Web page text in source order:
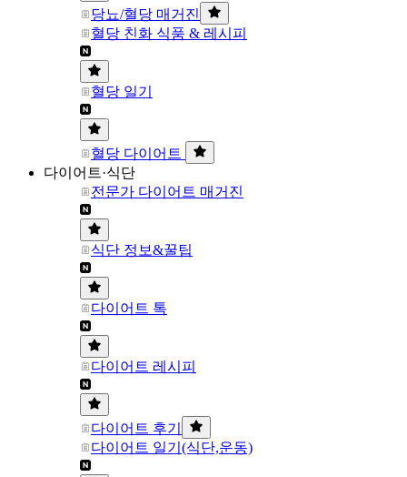
당뇨/혈당 매거진
혈당 친화 식품 & 레시피
혈당 일기
혈당 다이어트
다이어트·식단
전문가 다이어트 매거진
식단 정보&꿀팁
다이어트 톡
다이어트 레시피
다이어트 후기
다이어트 일기(식단,운동)